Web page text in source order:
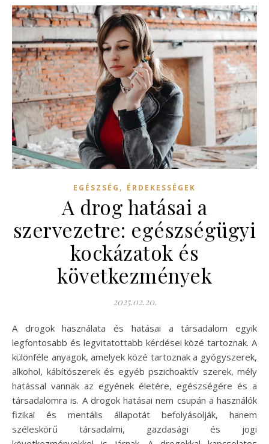
EGÉSZSÉG , ÉRDEKESSÉGEK
A drog hatásai a
szervezetre: egészségügyi
kockázatok és
következmények
2025.02.20.
A drogok használata és hatásai a társadalom egyik
legfontosabb és legvitatottabb kérdései közé tartoznak. A
különféle anyagok, amelyek közé tartoznak a gyógyszerek,
alkohol, kábítószerek és egyéb pszichoaktív szerek, mély
hatással vannak az egyének életére, egészségére és a
társadalomra is. A drogok hatásai nem csupán a használók
fizikai és mentális állapotát befolyásolják, hanem
széleskörű társadalmi, gazdasági és jogi